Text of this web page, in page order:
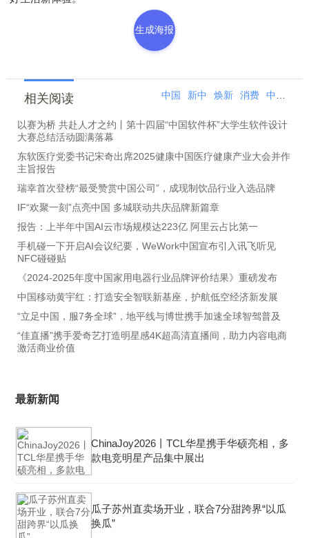
生成海报
相关阅读 中国 新中 焕新 消费 中国行
以赛为桥 共赴人才之约丨第十四届“中国软件杯”大学生软件设计
大赛总结活动圆满落幕
东软医疗党委书记宋奇出席2025健康中国医疗健康产业大会并作
主旨报告
瑞幸首次登榜“最受赞赏中国公司”，成现制饮品行业入选品牌
IF“欢聚一刻”点亮中国 多城联动共庆品牌新篇章
报告：上半年中国AI云市场规模达223亿 阿里云占比第一
手机碰一下开启AI会议纪要，WeWork中国宣布引入讯飞听见
NFC碰碰贴
《2024-2025年度中国家用电器行业品牌评价结果》重磅发布
中国移动黄宇红：打造安全智联新基座，护航低空经济新发展
“立足中国，服7务全球”，地平线与博世携手加速全球智驾普及
“佳直播”携手爱奇艺打造明星感4K超高清直播间，助力内容电商
激活商业价值
最新新闻
ChinaJoy2026丨TCL华星携手华硕亮相，多
款电竞明星产品集中展出
瓜子苏州直卖场开业，联合7分甜跨界“以瓜
换瓜”